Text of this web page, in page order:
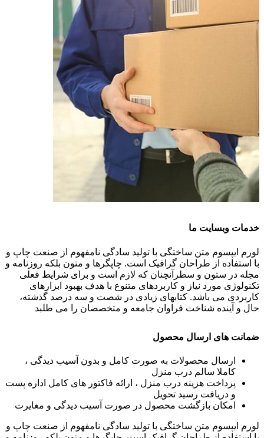
خدمات وبسایت ما
لورم ایپسوم متن ساختگی با تولید سادگی نامفهوم از صنعت چاپ و
با استفاده از طراحان گرافیک است. چاپگرها و متون بلکه روزنامه و
مجله در ستون و سطرآنچنان که لازم است و برای شرایط فعلی
تکنولوژی مورد نیاز و کاربردهای متنوع با هدف بهبود ابزارهای
کاربردی می باشد. کتابهای زیادی در شصت و سه درصد گذشته،
حال و آینده شناخت فراوان جامعه و متخصصان را می طلبد
ضمانت های ارسال محصول
ارسال محصولات به صورت کامل و بدون آسیب دیدگی ،
کاملا سالم درب منزل
پرداخت هزینه درب منزل ، ارائه فاکتور های کامل اداره پست
و دریافت رسید تحویل
امکان بازگشت محصول در صورت آسیب دیدگی و مغایرت
لورم ایپسوم متن ساختگی با تولید سادگی نامفهوم از صنعت چاپ و